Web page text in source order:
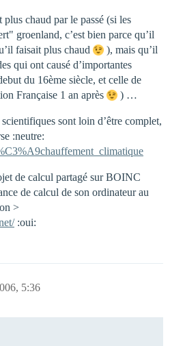
chaud par le passé (si les
groenland, c’est bien parce qu’il
faisait plus chaud
), mais qu’il
qui ont causé d’importantes
du 16ème siècle, et celle de
Française 1 an après
) …
sont loin d’être complet,
:neutre:
de calcul partagé sur BOINC
de calcul de son ordinateur au
>
:oui:
5:36